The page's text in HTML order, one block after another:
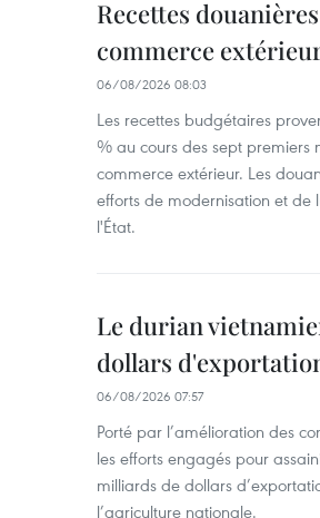
Recettes
commerce
06/08/2026 08:03
Les recettes budgétaires
% au cours des sept premiers
commerce extérieur. Les
efforts de modernisation et de
l'État.
Le durian
dollars
06/08/2026 07:57
Porté par l’amélioration des
les efforts engagés pour
milliards de dollars
l’agriculture nationale.